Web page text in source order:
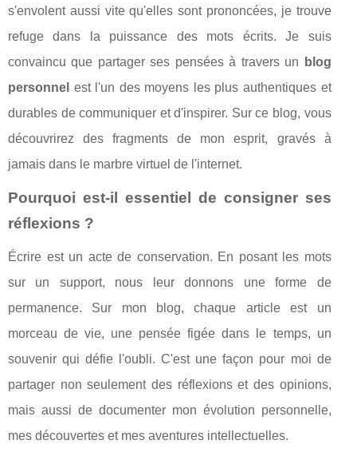
s'envolent aussi vite qu'elles sont prononcées, je trouve
refuge dans la puissance des mots écrits. Je suis
convaincu que partager ses pensées à travers un
blog
personnel est l'un des moyens les plus authentiques et
durables de communiquer et d'inspirer. Sur ce blog, vous
découvrirez des fragments de mon esprit, gravés à
jamais dans le marbre virtuel de l'internet.
Pourquoi est-il essentiel de consigner ses
réflexions ?
Écrire est un acte de conservation. En posant les mots
sur un support, nous leur donnons une forme de
permanence. Sur mon blog, chaque article est un
morceau de vie, une pensée figée dans le temps, un
souvenir qui défie l'oubli. C'est une façon pour moi de
partager non seulement des réflexions et des opinions,
mais aussi de documenter mon évolution personnelle,
mes découvertes et mes aventures intellectuelles.